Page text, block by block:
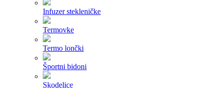
Infuzer stekleničke
Termovke
Termo lončki
Športni bidoni
Skodelice